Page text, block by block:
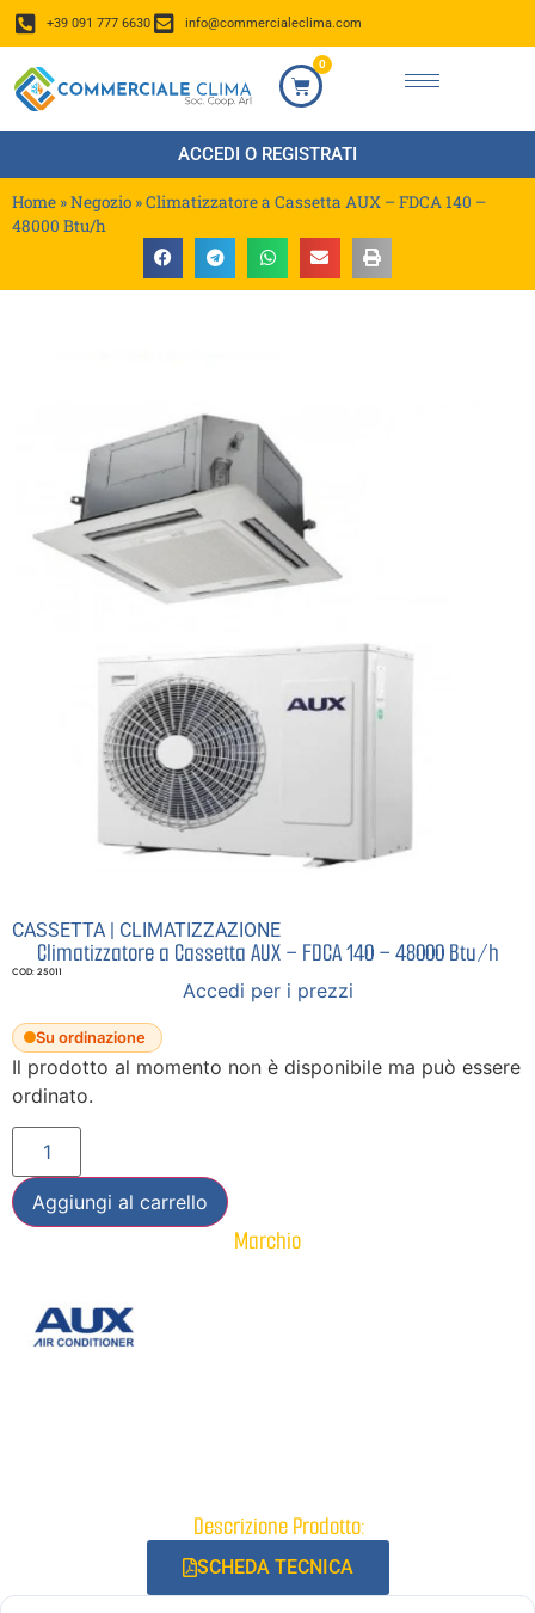
+39 091 777 6630 info@commercialeclima.com
0
ACCEDI O REGISTRATI
Home »Negozio »Climatizzatore a Cassetta AUX – FDCA 140 –
48000 Btu/h
CASSETTA | CLIMATIZZAZIONE
Climatizzatore a Cassetta AUX – FDCA 140 – 48000 Btu/h
COD: 25011
Accedi per i prezzi
Su ordinazione
Il prodotto al momento non è disponibile ma può essere
ordinato.
Aggiungi al carrello
Marchio
Descrizione Prodotto:
SCHEDA TECNICA